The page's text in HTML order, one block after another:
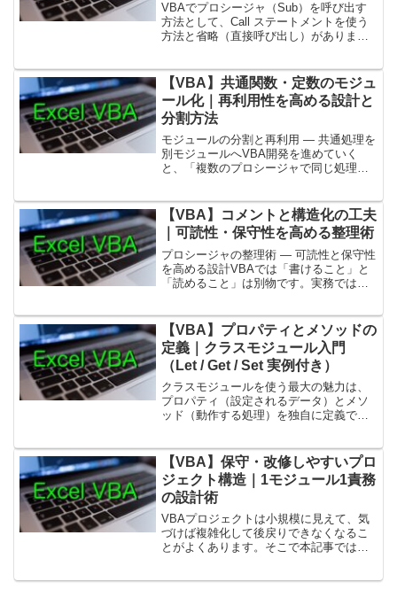
VBAでプロシージャ（Sub）を呼び出す
方法として、Call ステートメントを使う
方法と省略（直接呼び出し）がありま
すくなります。ここでは、Callの基本、書
き方の違い...
【VBA】共通関数・定数のモジュ
ール化｜再利用性を高める設計と
分割方法
モジュールの分割と再利用 ― 共通処理を
別モジュールへVBA開発を進めていく
と、「複数のプロシージャで同じ処理を
パターンです。そこで重要になるのが共
通処理のモジュール化...
【VBA】コメントと構造化の工夫
｜可読性・保守性を高める整理術
プロシージャの整理術 ― 可読性と保守性
を高める設計VBAでは「書けること」と
「読めること」は別物です。実務では、
が「コメントの付け方」と「コード構造
の整え方」です。こ...
【VBA】プロパティとメソッドの
定義｜クラスモジュール入門
（Let / Get / Set 実例付き）
クラスモジュールを使う最大の魅力は、
プロパティ（設定されるデータ）とメソ
ッド（動作する処理）を独自に定義でき
自作オブジェクトに持たせることで、...
【VBA】保守・改修しやすいプロ
ジェクト構造｜1モジュール1責務
の設計術
VBAプロジェクトは小規模に見えて、気
づけば複雑化して後戻りできなくなるこ
とがよくあります。そこで本記事では、